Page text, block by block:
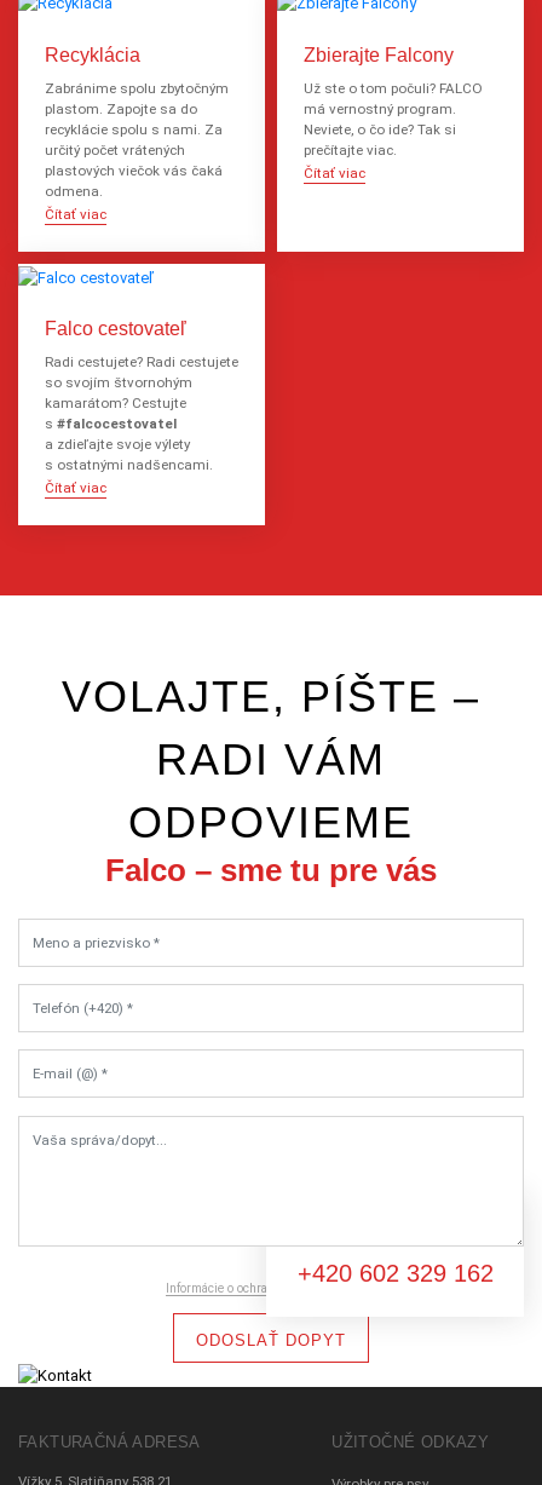
Recyklácia
Zabránime spolu zbytočným
plastom. Zapojte sa do
recyklácie spolu s nami. Za
určitý počet vrátených
plastových viečok vás čaká
odmena.
Čítať viac
Zbierajte Falcony
Už ste o tom počuli? FALCO
má vernostný program.
Neviete, o čo ide? Tak si
prečítajte viac.
Čítať viac
Falco cestovateľ
Radi cestujete? Radi cestujete
so svojím štvornohým
kamarátom? Cestujte
s #falcocestovatel
a zdieľajte svoje výlety
s ostatnými nadšencami.
Čítať viac
VOLAJTE, PÍŠTE –
RADI VÁM
ODPOVIEME
Falco – sme tu pre vás
Meno a priezvisko *
Telefón (+420) *
E-mail (@) *
Vaša správa/dopyt...
Informácie o ochrane osobných údajov
ODOSLAŤ DOPYT
+420 602 329 162
FAKTURAČNÁ ADRESA
Vížky 5, Slatiňany 538 21
UŽITOČNÉ ODKAZY